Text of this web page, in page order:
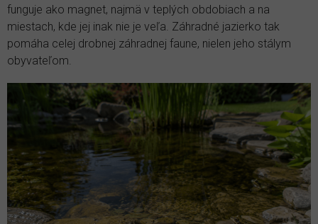
funguje ako magnet, najmä v teplých obdobiach a na
miestach, kde jej inak nie je veľa. Záhradné jazierko tak
pomáha celej drobnej záhradnej faune, nielen jeho stálym
obyvateľom.